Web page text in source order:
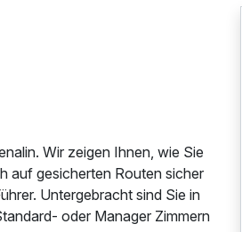
Wir zeigen Ihnen, wie Sie
auf gesicherten Routen sicher
Untergebracht sind Sie in
oder Manager Zimmern